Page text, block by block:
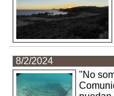
8/2/2024
"No